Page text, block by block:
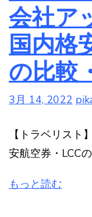
会社ア
国内格
の比較
3月 14, 2022
【トラベリスト
安航空券・LCC
もっと読む